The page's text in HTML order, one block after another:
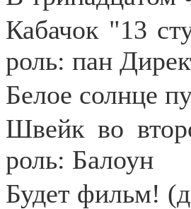
Кабачок "13
роль: пан
Белое солнце
Швейк во
роль: Балоун
Будет фильм!